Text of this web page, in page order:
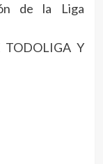
de la Liga
TODOLIGA Y